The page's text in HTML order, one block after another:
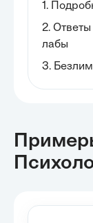
1.
2. Ответы
лабы
3.